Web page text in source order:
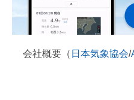
会社概要（ 日本気象協会/